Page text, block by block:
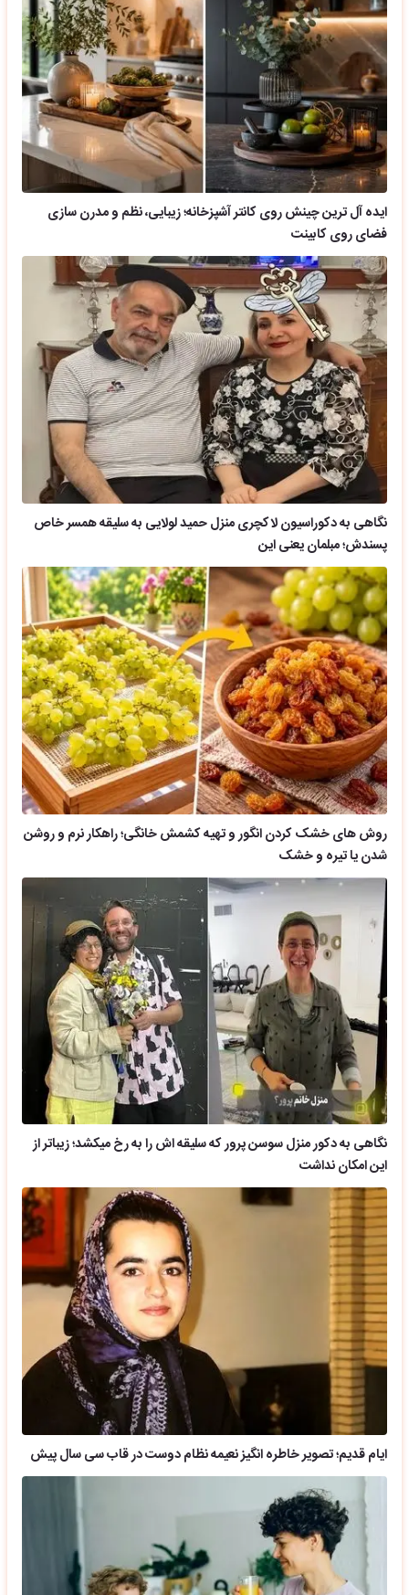
ایده آل ترین چینش روی کانتر آشپزخانه؛ زیبایی، نظم و مدرن سازی
فضای روی کابینت
نگاهی به دکوراسیون لاکچری منزل حمید لولایی به سلیقه همسر خاص
پسندش؛ مبلمان یعنی این
روش های خشک کردن انگور و تهیه کشمش خانگی؛ راهکار نرم و روشن
شدن یا تیره و خشک
نگاهی به دکور منزل سوسن پرور که سلیقه اش را به رخ میکشد؛ زیباتر از
این امکان نداشت
ایام قدیم؛ تصویر خاطره انگیز نعیمه نظام دوست در قاب سی سال پیش